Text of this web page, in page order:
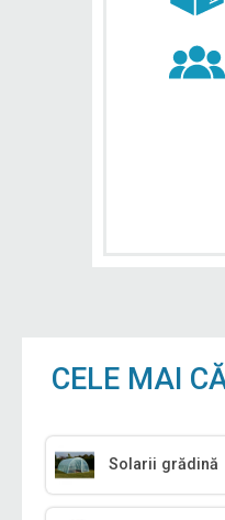
CELE MAI
Solarii grădină